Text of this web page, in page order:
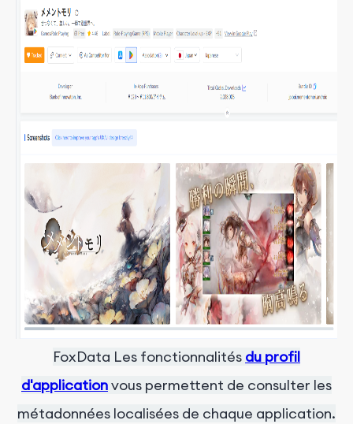
FoxData Les fonctionnalités du profil
d'applicationvous permettent de consulter les
métadonnées localisées de chaque application.